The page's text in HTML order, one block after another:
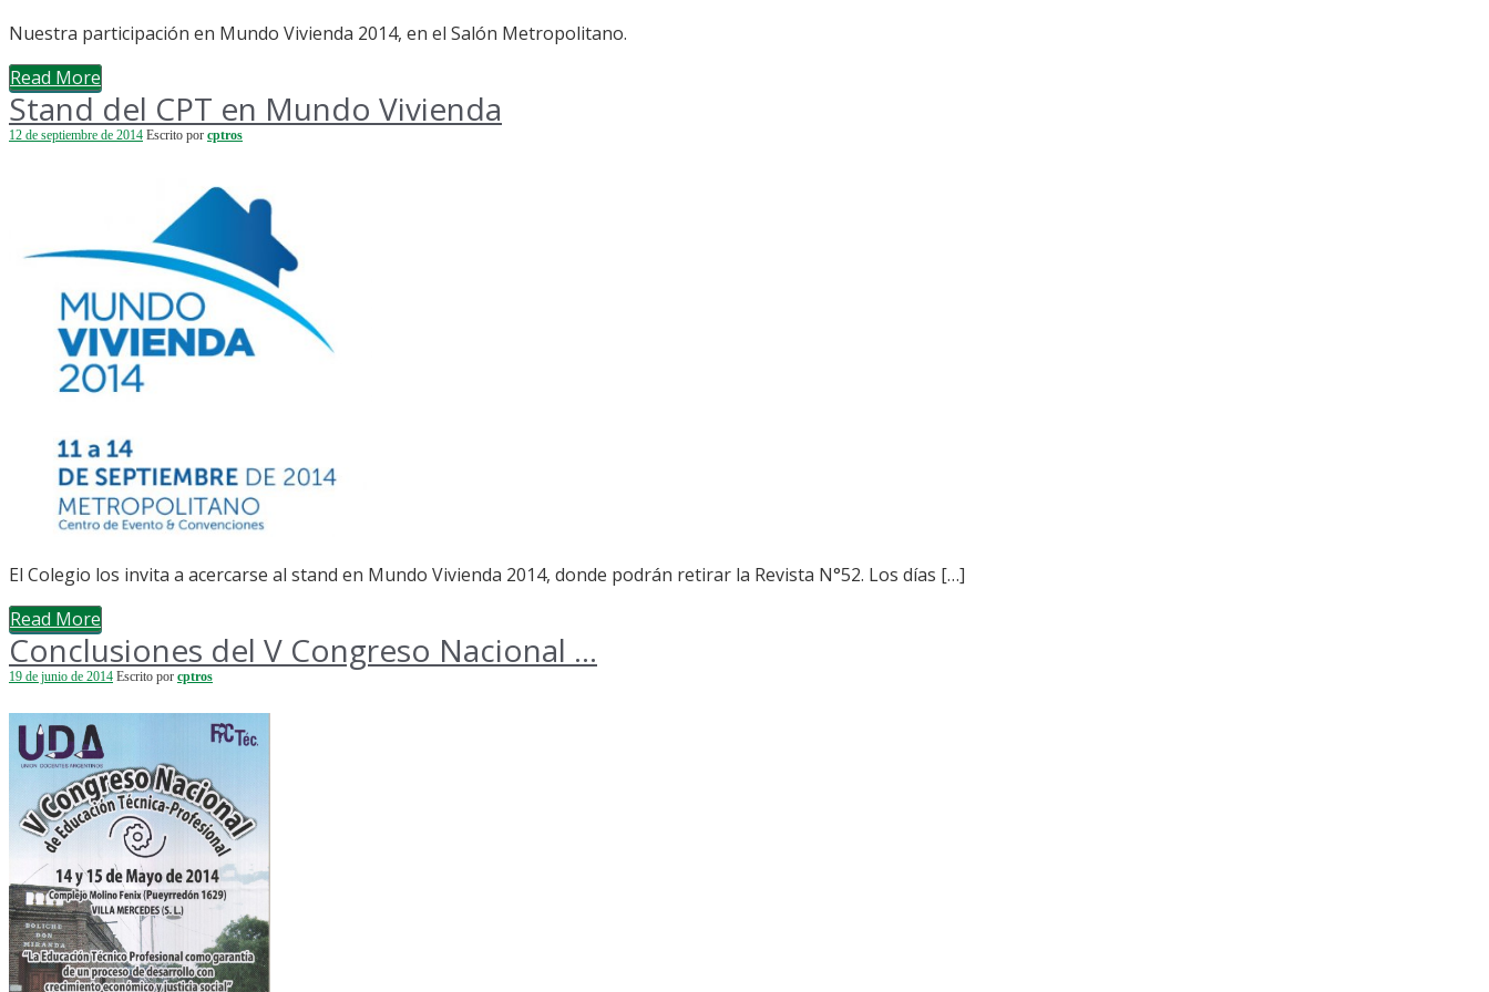
Nuestra participación en Mundo Vivienda 2014, en el Salón Metropolitano.
Read More
Stand del CPT en Mundo Vivienda
12 de septiembre de 2014 Escrito por cptros
El Colegio los invita a acercarse al stand en Mundo Vivienda 2014, donde podrán retirar la Revista N°52. Los días […]
Read More
Conclusiones del V Congreso Nacional ...
19 de junio de 2014 Escrito por cptros